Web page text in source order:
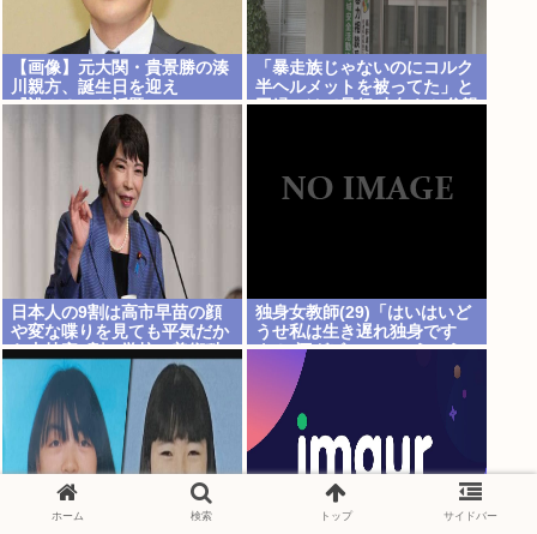
【画像】元大関・貴景勝の湊
川親方、誕生日を迎え
『誰！？』と話題に
「暴走族じゃないのにコルク
半ヘルメットを被ってた」と
因縁つけて暴行 少年らと父親
日本人の9割は高市早苗の顔
や変な喋りを見ても平気だか
ら支持率9割。学校の美術科
と音楽科はしっかりして！
独身女教師(29)「はいはいど
うせ私は生き遅れ独身です
よ！(酒グビー」←こういう
キャラ、ガチで消滅する
ホーム 検索 トップ サイドバー